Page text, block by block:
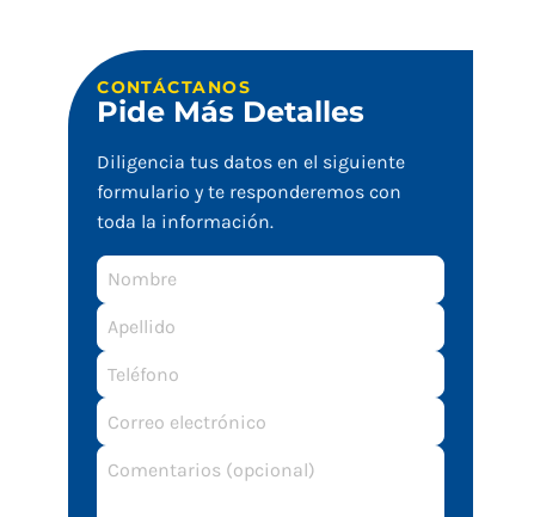
CONTÁCTANOS
Pide Más Detalles
Diligencia tus datos en el siguiente
formulario y te responderemos con
toda la información.
Nombre
Apellido
Correo
electrónico